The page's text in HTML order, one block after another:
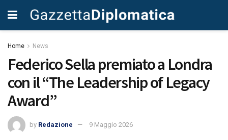
Home News
Federico Sella premiato a Londra
con il “The Leadership of Legacy
Award”
by Redazione 9 Maggio 2026